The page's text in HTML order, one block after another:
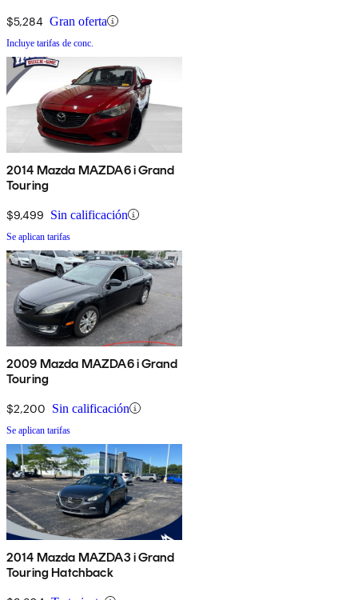
$5,284 Gran oferta
Incluye tarifas de conc.
2014 Mazda MAZDA6 i Grand
Touring
$9,499 Sin calificación
Se aplican tarifas
2009 Mazda MAZDA6 i Grand
Touring
$2,200 Sin calificación
Se aplican tarifas
2014 Mazda MAZDA3 i Grand
Touring Hatchback